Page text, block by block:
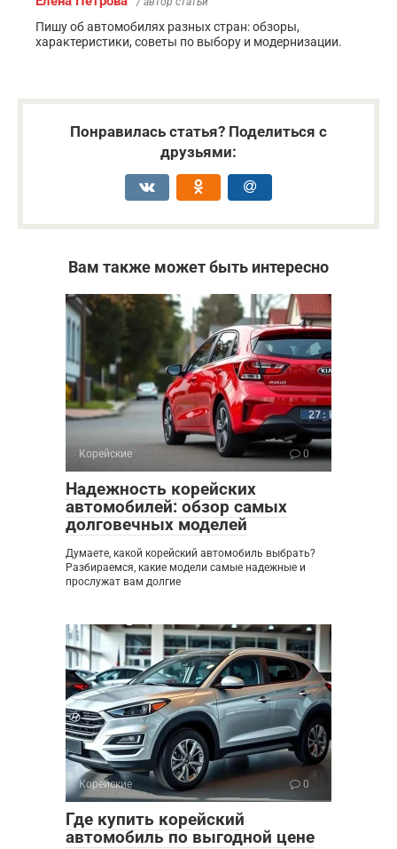
Пишу об автомобилях разных стран: обзоры,
характеристики, советы по выбору и модернизации.
Понравилась статья? Поделиться с
друзьями:
Вам также может быть интересно
Корейские 0
Надежность корейских
автомобилей: обзор самых
долговечных моделей
Думаете, какой корейский автомобиль выбрать?
Разбираемся, какие модели самые надежные и
прослужат вам долгие
Корейские 0
Где купить корейский
автомобиль по выгодной цене